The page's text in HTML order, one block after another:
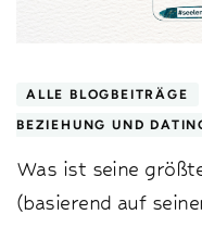
ALLE BLOGBEITRÄGE
BEZIEHUNG UND
Was ist seine
(basierend auf